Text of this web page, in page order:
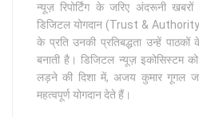
न्यूज़ रिपोर्टिंग के जरिए अंदरूनी
डिजिटल योगदान (Trust &
के प्रति उनकी प्रतिबद्धता उन्हें
बनाती है। डिजिटल न्यूज़ इकोसिस्टम
लड़ने की दिशा में, अजय कुमार गूगल
महत्वपूर्ण योगदान देते हैं।